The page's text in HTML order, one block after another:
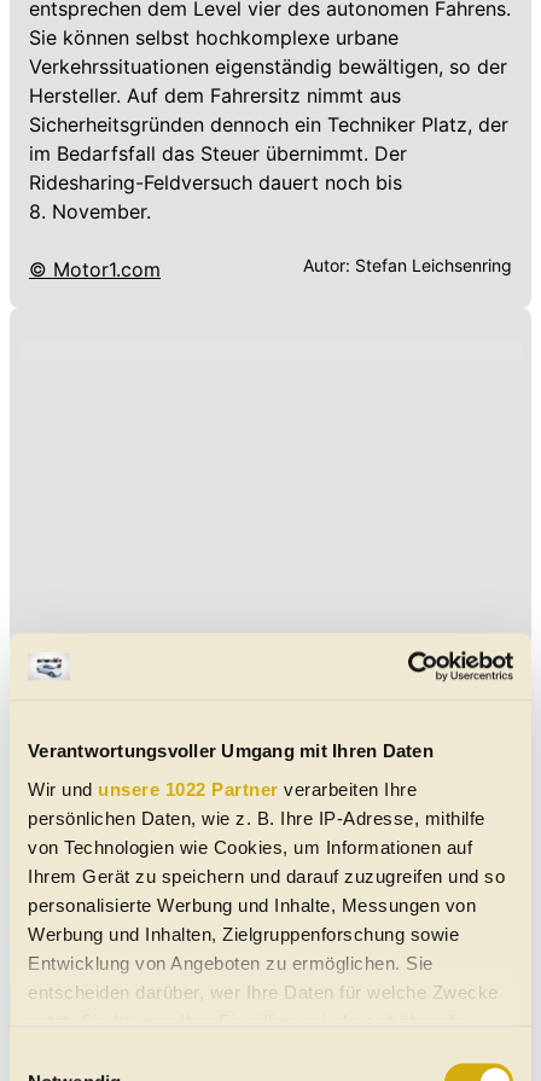
Verantwortungsvoller Umgang mit Ihren Daten
Wir und unsere 1022 Partner verarbeiten Ihre
persönlichen Daten, wie z. B. Ihre IP-Adresse, mithilfe
von Technologien wie Cookies, um Informationen auf
Ihrem Gerät zu speichern und darauf zuzugreifen und so
personalisierte Werbung und Inhalte, Messungen von
Werbung und Inhalten, Zielgruppenforschung sowie
Entwicklung von Angeboten zu ermöglichen. Sie
entscheiden darüber, wer Ihre Daten für welche Zwecke
Suche Artikeln
entsprechen dem Level vier des autonomen Fahrens.
Sie können selbst hochkomplexe urbane
Verkehrssituationen eigenständig bewältigen, so der
Hersteller. Auf dem Fahrersitz nimmt aus
Sicherheitsgründen dennoch ein Techniker Platz, der
im Bedarfsfall das Steuer übernimmt. Der
Ridesharing-Feldversuch dauert noch bis
8. November.
© Motor1.com Autor: Stefan Leichsenring